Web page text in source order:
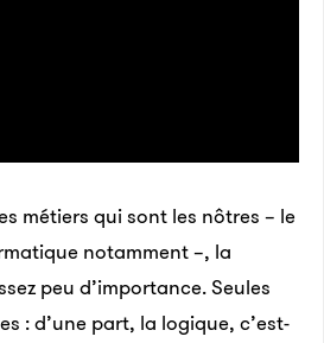
métiers qui sont les nôtres – le
notamment –, la
peu d’importance. Seules
: d’une part, la logique, c’est-